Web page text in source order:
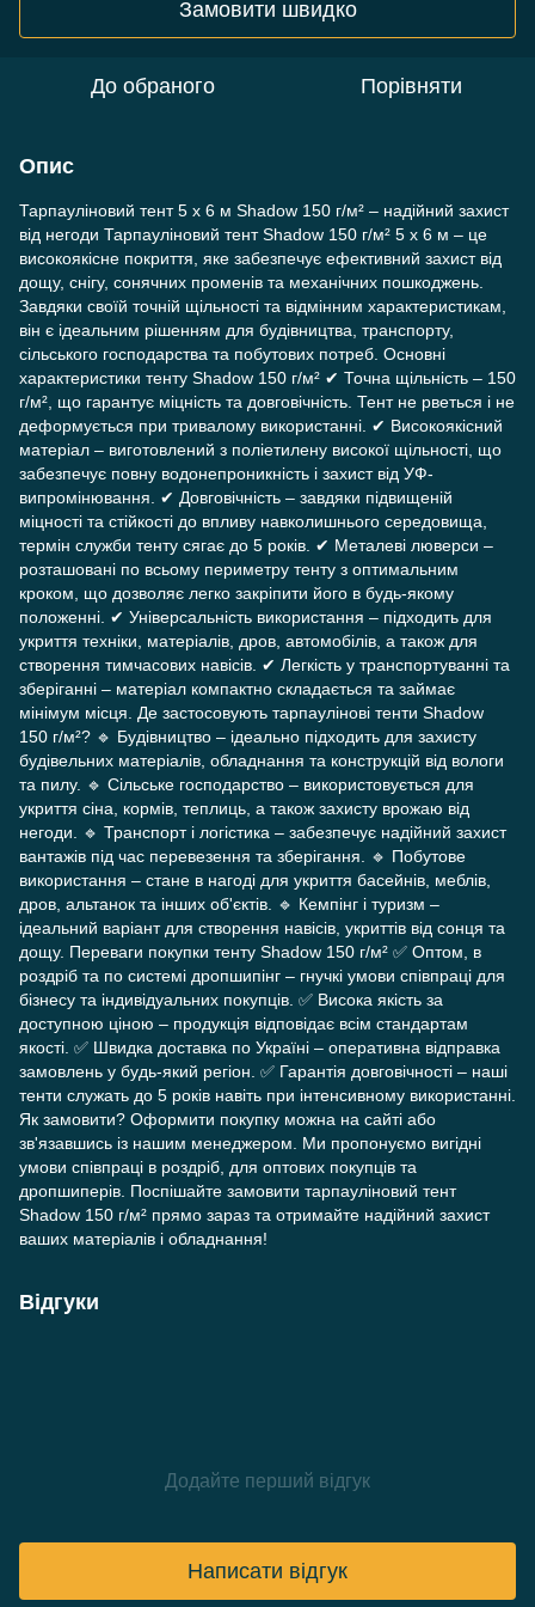
Замовити швидко
До обраного Порівняти
Опис
Тарпауліновий тент 5 х 6 м Shadow 150 г/м² – надійний захист
від негоди Тарпауліновий тент Shadow 150 г/м² 5 х 6 м – це
високоякісне покриття, яке забезпечує ефективний захист від
дощу, снігу, сонячних променів та механічних пошкоджень.
Завдяки своїй точній щільності та відмінним характеристикам,
він є ідеальним рішенням для будівництва, транспорту,
сільського господарства та побутових потреб. Основні
характеристики тенту Shadow 150 г/м² ✔ Точна щільність – 150
г/м², що гарантує міцність та довговічність. Тент не рветься і не
деформується при тривалому використанні. ✔ Високоякісний
матеріал – виготовлений з поліетилену високої щільності, що
забезпечує повну водонепроникність і захист від УФ-
випромінювання. ✔ Довговічність – завдяки підвищеній
міцності та стійкості до впливу навколишнього середовища,
термін служби тенту сягає до 5 років. ✔ Металеві люверси –
розташовані по всьому периметру тенту з оптимальним
кроком, що дозволяє легко закріпити його в будь-якому
положенні. ✔ Універсальність використання – підходить для
укриття техніки, матеріалів, дров, автомобілів, а також для
створення тимчасових навісів. ✔ Легкість у транспортуванні та
зберіганні – матеріал компактно складається та займає
мінімум місця. Де застосовують тарпаулінові тенти Shadow
150 г/м²? 🔹 Будівництво – ідеально підходить для захисту
будівельних матеріалів, обладнання та конструкцій від вологи
та пилу. 🔹 Сільське господарство – використовується для
укриття сіна, кормів, теплиць, а також захисту врожаю від
негоди. 🔹 Транспорт і логістика – забезпечує надійний захист
вантажів під час перевезення та зберігання. 🔹 Побутове
використання – стане в нагоді для укриття басейнів, меблів,
дров, альтанок та інших об'єктів. 🔹 Кемпінг і туризм –
ідеальний варіант для створення навісів, укриттів від сонця та
дощу. Переваги покупки тенту Shadow 150 г/м² ✅ Оптом, в
роздріб та по системі дропшипінг – гнучкі умови співпраці для
бізнесу та індивідуальних покупців. ✅ Висока якість за
доступною ціною – продукція відповідає всім стандартам
якості. ✅ Швидка доставка по Україні – оперативна відправка
замовлень у будь-який регіон. ✅ Гарантія довговічності – наші
тенти служать до 5 років навіть при інтенсивному використанні.
Як замовити? Оформити покупку можна на сайті або
зв'язавшись із нашим менеджером. Ми пропонуємо вигідні
умови співпраці в роздріб, для оптових покупців та
дропшиперів. Поспішайте замовити тарпауліновий тент
Shadow 150 г/м² прямо зараз та отримайте надійний захист
ваших матеріалів і обладнання!
Відгуки
Додайте перший відгук
Написати відгук